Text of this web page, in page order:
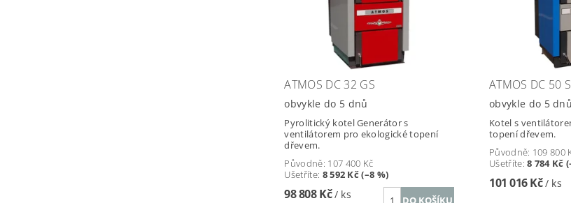
ATMOS DC 32 GS
obvykle do 5 dnů
Pyrolitický kotel Generátor s
ventilátorem pro ekologické topení
dřevem.
Původně: 107 400 Kč
Ušetříte: 8 592 Kč (–8 %)
98 808 Kč/ ks
ATMOS DC 50 S
obvykle do 5 dnů
Kotel s
topení dřevem.
Původně: 109 800
Ušetříte:8 784 Kč
101 016 Kč/ ks